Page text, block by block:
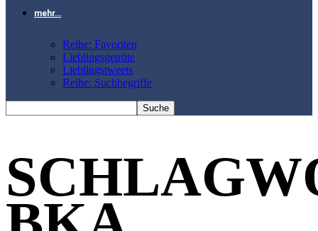
mehr…
Reihe: Favoriten
Lieblingsgetröte
Lieblingstweets
Reihe: Suchbegriffe